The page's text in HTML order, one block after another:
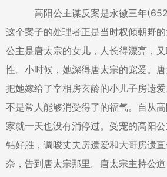
高阳公主谋反案是永徽三年(652
这个案子的处理者正是当时权倾朝野
公主是唐太宗的女儿，人长得漂亮，
性。小时候，她深得唐太宗的宠爱。唐
把她嫁给了宰相房玄龄的小儿子房遗
不是常人能够消受得了的福气。自从
家就一天也没有消停过。受宠的高阳
钻好胜，调唆丈夫房遗爱和大哥房遗
奈，告到唐太宗那里。唐太宗主持公